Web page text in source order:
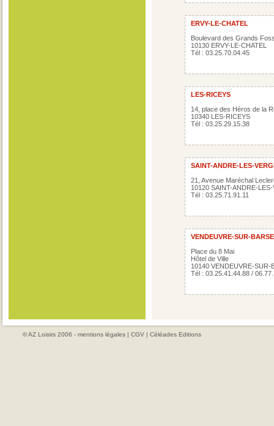
ERVY-LE-CHATEL
Boulevard des Grands
10130 ERVY-LE-CHATEL
Tél : 03.25.70.04.45
LES-RICEYS
14, place des Héros de la
10340 LES-RICEYS
Tél : 03.25.29.15.38
SAINT-ANDRE-LES-
21, Avenue Maréchal
10120 SAINT-ANDRE-
Tél : 03.25.71.91.11
VENDEUVRE-SUR-BARSE
Place du 8 Mai
Hôtel de Ville
10140 VENDEUVRE-SUR-
Tél : 03.25.41.44.88 /
© AZ Loisirs 2006 - mentions légales | CGV | Céléades Editions